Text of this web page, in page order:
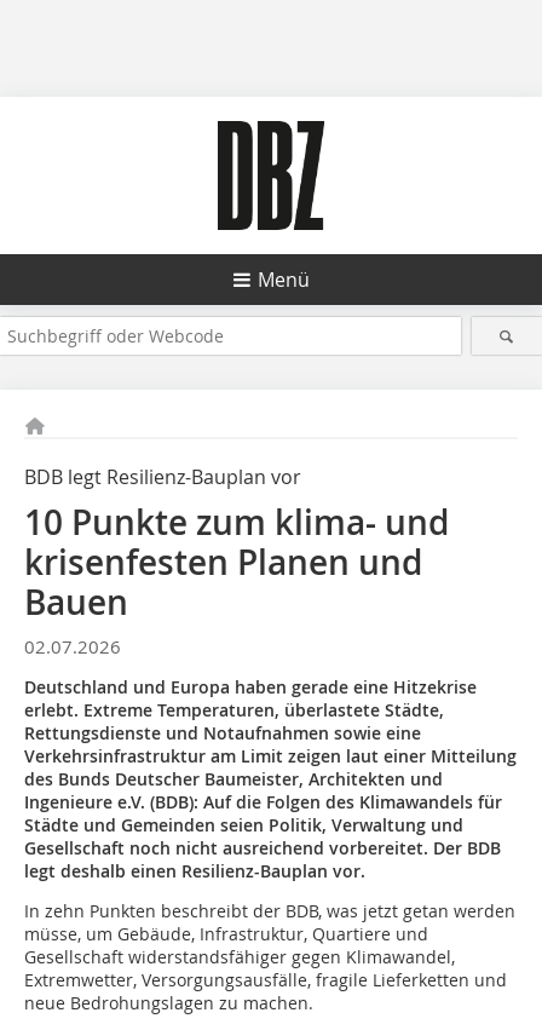
Menü
BDB legt Resilienz-Bauplan vor
10 Punkte zum klima- und
krisenfesten Planen und
Bauen
02.07.2026
Deutschland und Europa haben gerade eine Hitzekrise
erlebt. Extreme Temperaturen, überlastete Städte,
Rettungsdienste und Notaufnahmen sowie eine
Verkehrsinfrastruktur am Limit zeigen laut einer Mitteilung
des Bunds Deutscher Baumeister, Architekten und
Ingenieure e.V. (BDB): Auf die Folgen des Klimawandels für
Städte und Gemeinden seien Politik, Verwaltung und
Gesellschaft noch nicht ausreichend vorbereitet. Der BDB
legt deshalb einen Resilienz-Bauplan vor.
In zehn Punkten beschreibt der BDB, was jetzt getan werden
müsse, um Gebäude, Infrastruktur, Quartiere und
Gesellschaft widerstandsfähiger gegen Klimawandel,
Extremwetter, Versorgungsausfälle, fragile Lieferketten und
neue Bedrohungslagen zu machen.